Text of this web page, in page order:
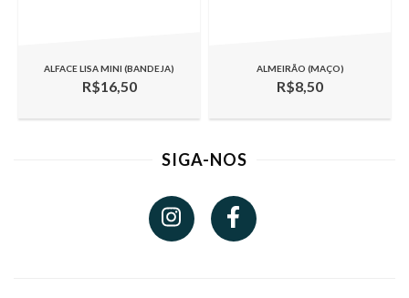
ALFACE LISA MINI (BANDEJA)
R$16,50
ALMEIRÃO (MAÇO)
R$8,50
SIGA-NOS